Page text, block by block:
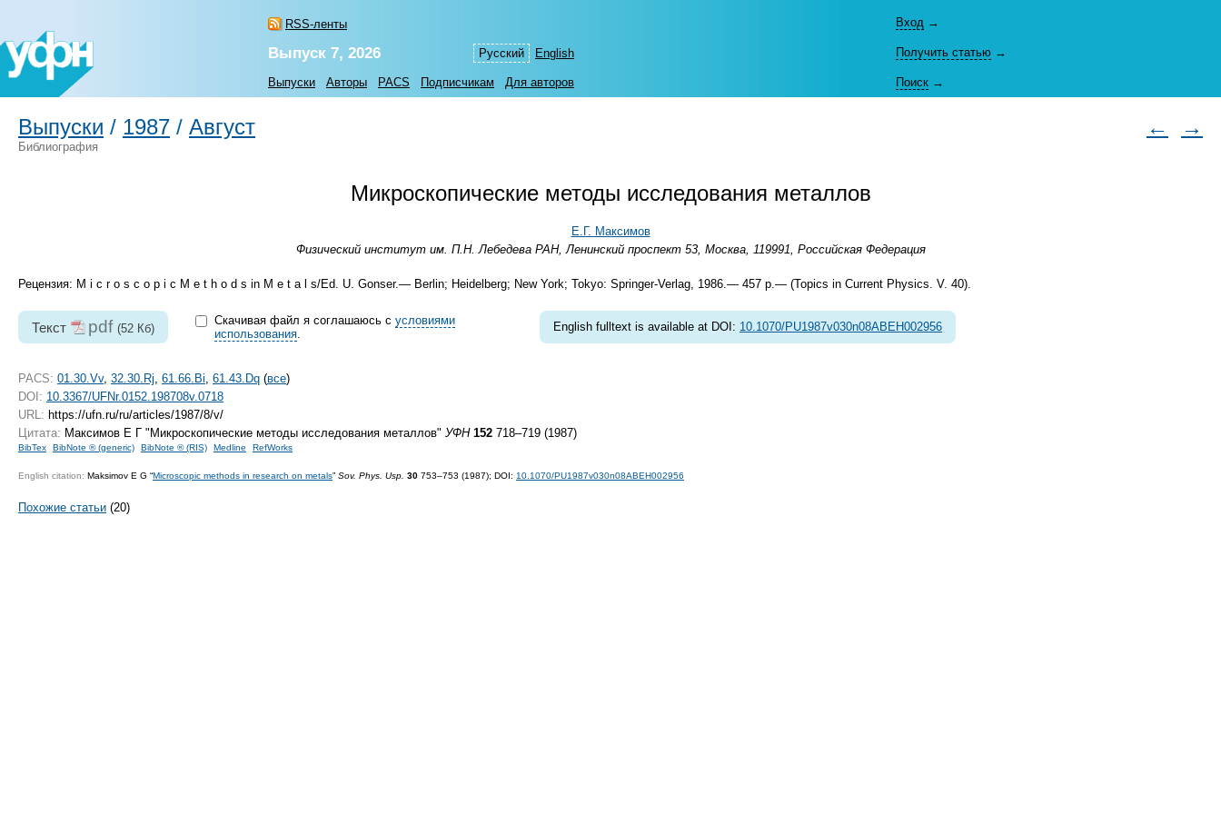
RSS-ленты
Русский English
Вход →
Выпуск 7, 2026 Получить статью →
Выпуски Авторы PACS Подписчикам Для авторов Поиск →
Выпуски / 1987 / Август ← →
Библиография
Микроскопические методы исследования металлов
Е.Г. Максимов
Физический институт им. П.Н. Лебедева РАН, Ленинский проспект 53, Москва, 119991, Российская Федерация
Рецензия: M i c r o s c o p i c M e t h o d s in M e t a l s/Ed. U. Gonser.— Berlin; Heidelberg; New York; Tokyo: Springer-Verlag, 1986.— 457 p.— (Topics in Current Physics. V. 40).
Текст pdf (52 Кб)
Скачивая файл я соглашаюсь с условиями
использования.
English fulltext is available at DOI: 10.1070/PU1987v030n08ABEH002956
PACS: 01.30.Vv, 32.30.Rj 61.66.Bi 61.43.Dq (все)
DOI: 10.3367/UFNr.0152.198708v.0718
URL: https://ufn.ru/ru/articles/1987/8/v/
Цитата: Максимов Е Г "Микроскопические методы исследования металлов" УФН 152 718–719 (1987)
BibTex BibNote ® (generic) BibNote ® (RIS) Medline RefWorks
English citation: Maksimov E G “Microscopic methods in research on metals” Sov. Phys. Usp. 30 753–753 (1987); DOI: 10.1070/PU1987v030n08ABEH002956
Похожие статьи (20)